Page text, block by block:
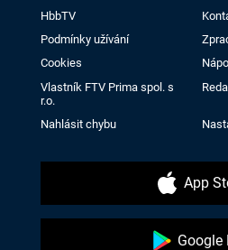
HbbTV
Podmínky užívání
Cookies
Vlastník FTV Prima spol. s
r.o.
Nahlásit chybu
App
Google